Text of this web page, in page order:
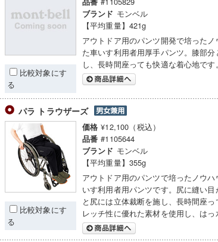
比較対象にす
る
ブランド モンベル
【平均重量】421g
アウトドア用のパンツ開発で培った
た車いす利用者用厚手パンツ。膝部
し、長時間座っても快適な着心地です。
パラ トラウザーズ
比較対象にす
る
価格 ¥12,100（税込）
品番 #1105644
ブランド モンベル
【平均重量】355g
アウトドア用のパンツで培ったノウ
いす利用者用パンツです。尻に縫い
と尻には立体裁断を施し、長時間座
レッチ性に優れた素材を使用し、はっ